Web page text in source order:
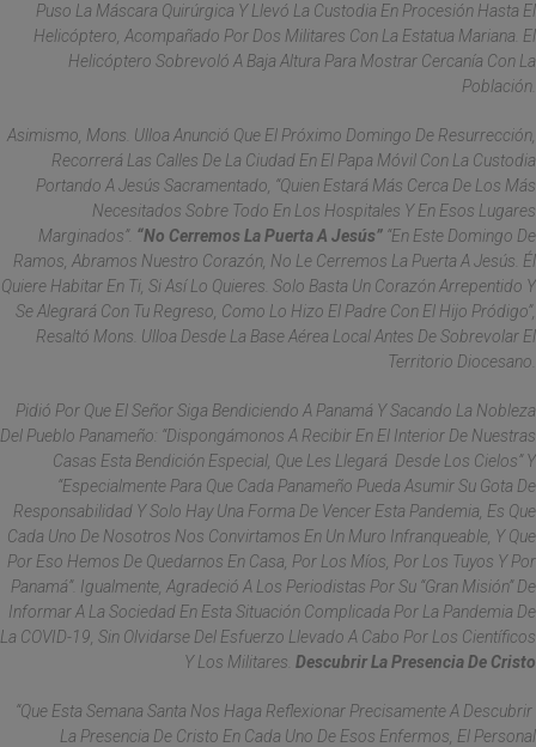
Puso La Máscara Quirúrgica Y Llevó La Custodia En Procesión Hasta El
Helicóptero, Acompañado Por Dos Militares Con La Estatua Mariana. El
Helicóptero Sobrevoló A Baja Altura Para Mostrar Cercanía Con La
Población.
Asimismo, Mons. Ulloa Anunció Que El Próximo Domingo De Resurrección,
Recorrerá Las Calles De La Ciudad En El Papa Móvil Con La Custodia
Portando A Jesús Sacramentado, “quien Estará Más Cerca De Los Más
Necesitados Sobre Todo En Los Hospitales Y En Esos Lugares
Marginados”. “No Cerremos La Puerta A Jesús” “En Este Domingo De
Ramos, Abramos Nuestro Corazón, No Le Cerremos La Puerta A Jesús. Él
Quiere Habitar En Ti, Si Así Lo Quieres. Solo Basta Un Corazón Arrepentido Y
Se Alegrará Con Tu Regreso, Como Lo Hizo El Padre Con El Hijo Pródigo”,
Resaltó Mons. Ulloa Desde La Base Aérea Local Antes De Sobrevolar El
Territorio Diocesano.
Pidió Por Que El Señor Siga Bendiciendo A Panamá Y Sacando La Nobleza
Del Pueblo Panameño: “dispongámonos A Recibir En El Interior De Nuestras
Casas Esta Bendición Especial, Que Les Llegará Desde Los Cielos” Y
“especialmente Para Que Cada Panameño Pueda Asumir Su Gota De
Responsabilidad Y Solo Hay Una Forma De Vencer Esta Pandemia, Es Que
Cada Uno De Nosotros Nos Convirtamos En Un Muro Infranqueable, Y Que
Por Eso Hemos De Quedarnos En Casa, Por Los Míos, Por Los Tuyos Y Por
Panamá”. Igualmente, Agradeció A Los Periodistas Por Su “gran Misión” De
Informar A La Sociedad En Esta Situación Complicada Por La Pandemia De
La COVID-19, Sin Olvidarse Del Esfuerzo Llevado A Cabo Por Los Científicos
Y Los Militares. Descubrir La Presencia De Cristo
“Que Esta Semana Santa Nos Haga Reflexionar Precisamente A Descubrir
La Presencia De Cristo En Cada Uno De Esos Enfermos, El Personal